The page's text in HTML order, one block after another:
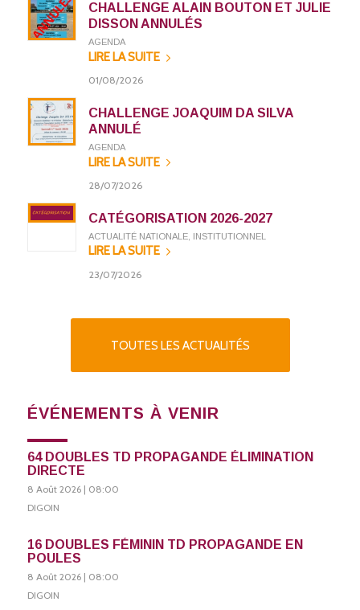
CHALLENGE ALAIN BOUTON ET JULIE
DISSON ANNULÉS
AGENDA
LIRE LA SUITE
01/08/2026
CHALLENGE JOAQUIM DA SILVA
ANNULÉ
AGENDA
LIRE LA SUITE
28/07/2026
CATÉGORISATION 2026-2027
ACTUALITÉ NATIONALE INSTITUTIONNEL
LIRE LA SUITE
23/07/2026
TOUTES LES ACTUALITÉS
ÉVÉNEMENTS À VENIR
64 DOUBLES TD PROPAGANDE ÉLIMINATION
DIRECTE
8 Août 2026 | 08:00
DIGOIN
16 DOUBLES FÉMININ TD PROPAGANDE EN
POULES
8 Août 2026 | 08:00
DIGOIN